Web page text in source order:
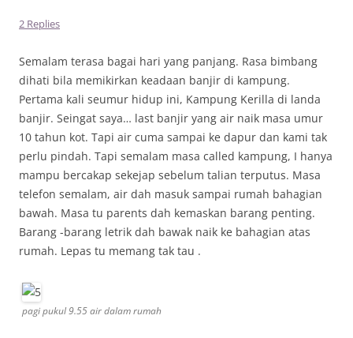
2 Replies
Semalam terasa bagai hari yang panjang. Rasa bimbang
dihati bila memikirkan keadaan banjir di kampung.
Pertama kali seumur hidup ini, Kampung Kerilla di landa
banjir. Seingat saya… last banjir yang air naik masa umur
10 tahun kot. Tapi air cuma sampai ke dapur dan kami tak
perlu pindah. Tapi semalam masa called kampung, I hanya
mampu bercakap sekejap sebelum talian terputus. Masa
telefon semalam, air dah masuk sampai rumah bahagian
bawah. Masa tu parents dah kemaskan barang penting.
Barang -barang letrik dah bawak naik ke bahagian atas
rumah. Lepas tu memang tak tau .
pagi pukul 9.55 air dalam rumah